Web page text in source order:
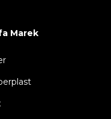
Marek